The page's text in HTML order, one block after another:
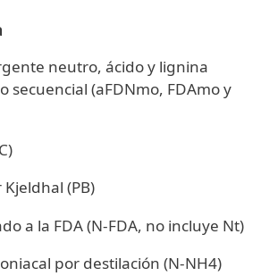
neutro, ácido y lignina
secuencial (aFDNmo, FDAmo y
(PB)
a la FDA (N-FDA, no incluye Nt)
por destilación (N-NH4)